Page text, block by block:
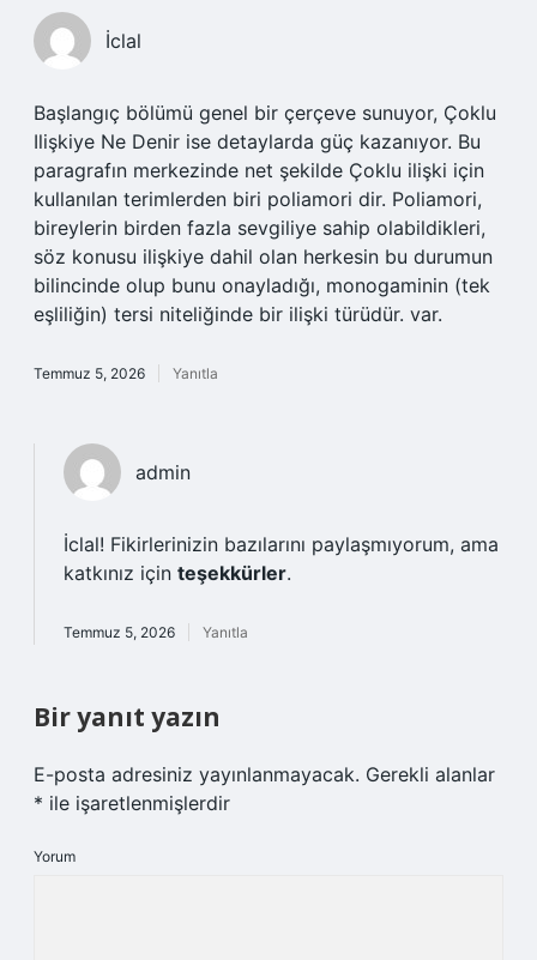
İclal
Başlangıç bölümü genel bir çerçeve sunuyor, Çoklu
Ilişkiye Ne Denir ise detaylarda güç kazanıyor. Bu
paragrafın merkezinde net şekilde Çoklu ilişki için
kullanılan terimlerden biri poliamori dir. Poliamori,
bireylerin birden fazla sevgiliye sahip olabildikleri,
söz konusu ilişkiye dahil olan herkesin bu durumun
bilincinde olup bunu onayladığı, monogaminin (tek
eşliliğin) tersi niteliğinde bir ilişki türüdür. var.
Temmuz 5, 2026 Yanıtla
admin
İclal! Fikirlerinizin bazılarını paylaşmıyorum, ama
katkınız için teşekkürler.
Temmuz 5, 2026 Yanıtla
Bir yanıt yazın
E-posta adresiniz yayınlanmayacak. Gerekli alanlar
* ile işaretlenmişlerdir
Yorum